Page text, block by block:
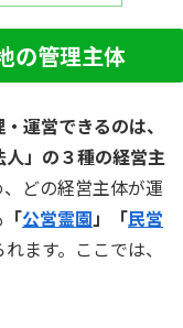
の管理主体
運営できるのは、
人」の３種の経営主
どの経営主体が運
「公営霊園」「民営
ます。ここでは、